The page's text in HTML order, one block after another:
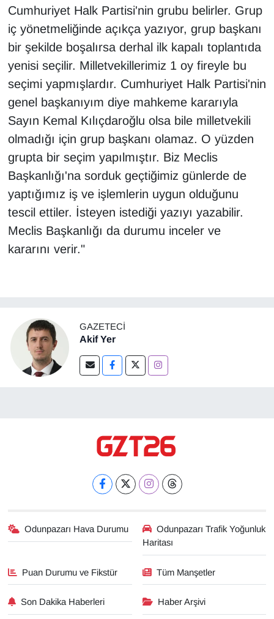
Cumhuriyet Halk Partisi'nin grubu belirler. Grup
iç yönetmeliğinde açıkça yazıyor, grup başkanı
bir şekilde boşalırsa derhal ilk kapalı toplantıda
yenisi seçilir. Milletvekillerimiz 1 oy fireyle bu
seçimi yapmışlardır. Cumhuriyet Halk Partisi'nin
genel başkanıyım diye mahkeme kararıyla
Sayın Kemal Kılıçdaroğlu olsa bile milletvekili
olmadığı için grup başkanı olamaz. O yüzden
grupta bir seçim yapılmıştır. Biz Meclis
Başkanlığı'na sorduk geçtiğimiz günlerde de
yaptığımız iş ve işlemlerin uygun olduğunu
tescil ettiler. İsteyen istediği yazıyı yazabilir.
Meclis Başkanlığı da durumu inceler ve
kararını verir."
GAZETECI
Akif Yer
Odunpazarı Hava Durumu
Odunpazarı Trafik Yoğunluk
Haritası
Puan Durumu ve Fikstür Tüm Manşetler
Son Dakika Haberleri Haber Arşivi